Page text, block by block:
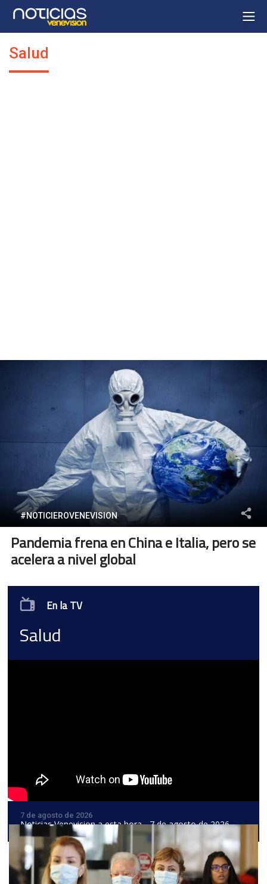
Salud
#NOTICIEROVENEVISION
Pandemia frena en China e Italia, pero se
acelera a nivel global
En la TV
Salud
7 de agosto de 2026
Noticias Venevision a esta hora - 7 de agosto de 2026